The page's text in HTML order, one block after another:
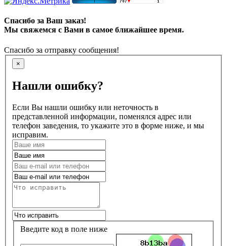
Спасибо за Ваш заказ!
Мы свяжемся с Вами в самое ближайшее время.
Спасибо за отправку сообщения!
×
Нашли ошибку?
Если Вы нашли ошибку или неточность в
представленной информации, поменялся адрес или
телефон заведения, то укажите это в форме ниже, и мы
исправим.
Введите код в поле ниже